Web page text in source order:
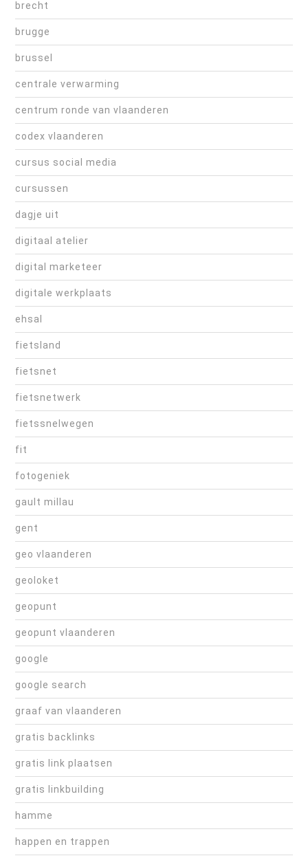
brecht
brugge
brussel
centrale verwarming
centrum ronde van vlaanderen
codex vlaanderen
cursus social media
cursussen
dagje uit
digitaal atelier
digital marketeer
digitale werkplaats
ehsal
fietsland
fietsnet
fietsnetwerk
fietssnelwegen
fit
fotogeniek
gault millau
gent
geo vlaanderen
geoloket
geopunt
geopunt vlaanderen
google
google search
graaf van vlaanderen
gratis backlinks
gratis link plaatsen
gratis linkbuilding
hamme
happen en trappen